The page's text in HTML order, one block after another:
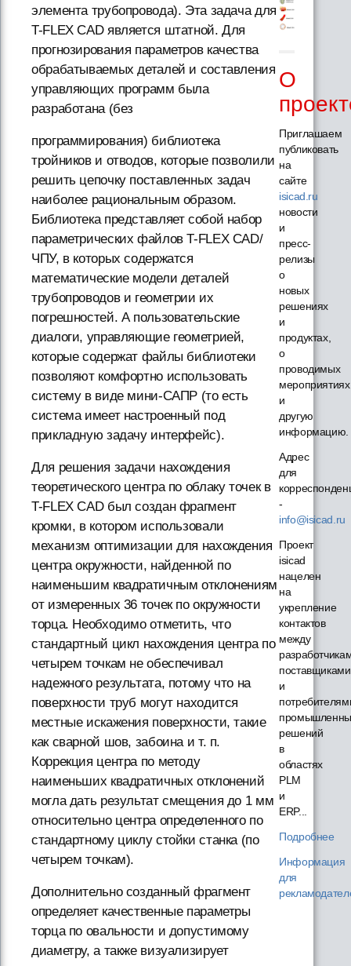
элемента трубопровода). Эта задача для
T-FLEX CAD является штатной. Для
прогнозирования параметров качества
обрабатываемых деталей и составления
управляющих программ была
разработана (без
программирования) библиотека
тройников и отводов, которые позволили
решить цепочку поставленных задач
наиболее рациональным образом.
Библиотека представляет собой набор
параметрических файлов T-FLEX CAD/
ЧПУ, в которых содержатся
математические модели деталей
трубопроводов и геометрии их
погрешностей. А пользовательские
диалоги, управляющие геометрией,
которые содержат файлы библиотеки
позволяют комфортно использовать
систему в виде мини-САПР (то есть
система имеет настроенный под
прикладную задачу интерфейс).
Для решения задачи нахождения
теоретического центра по облаку точек в
T-FLEX CAD был создан фрагмент
кромки, в котором использовали
механизм оптимизации для нахождения
центра окружности, найденной по
наименьшим квадратичным отклонениям
от измеренных 36 точек по окружности
торца. Необходимо отметить, что
стандартный цикл нахождения центра по
четырем точкам не обеспечивал
надежного результата, потому что на
поверхности труб могут находится
местные искажения поверхности, такие
как сварной шов, забоина и т. п.
Коррекция центра по методу
наименьших квадратичных отклонений
могла дать результат смещения до 1 мм
относительно центра определенного по
стандартному циклу стойки станка (по
четырем точкам).
Дополнительно созданный фрагмент
определяет качественные параметры
торца по овальности и допустимому
диаметру, а также визуализирует
О
Приглашаем
публиковать
на
сайте
isicad.ru
новости
и
пресс-
релизы
о
новых
решениях
и
продуктах,
о
проводимых
мероприятиях
и
другую
информацию.
Адрес
для
-
info@isicad.ru
Проект
isicad
нацелен
на
укрепление
контактов
между
поставщиками
и
решений
в
областях
PLM
и
ERP...
Подробнее
Информация
для